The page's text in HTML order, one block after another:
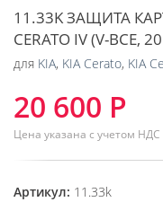
11.33K ЗАЩИТА
CERATO IV (V-
для KIA, KIA Cerato, KIA
20 600 Р
Цена указана с учетом НДС
Артикул: 11.33k